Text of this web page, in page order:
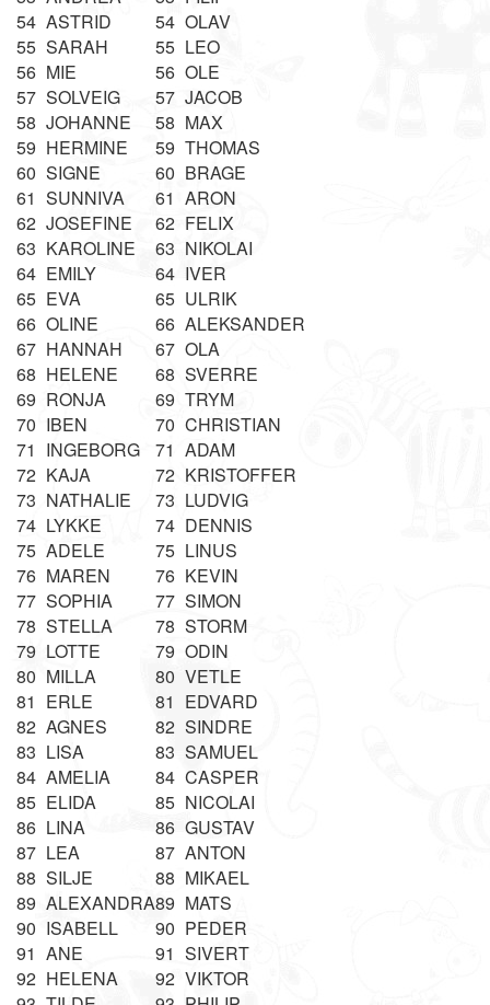
54 ASTRID 54 OLAV
55 SARAH 55 LEO
56 MIE 56 OLE
57 SOLVEIG 57 JACOB
58 JOHANNE 58 MAX
59 HERMINE 59 THOMAS
60 SIGNE 60 BRAGE
61 SUNNIVA 61 ARON
62 JOSEFINE 62 FELIX
63 KAROLINE 63 NIKOLAI
64 EMILY 64 IVER
65 EVA 65 ULRIK
66 OLINE 66 ALEKSANDER
67 HANNAH 67 OLA
68 HELENE 68 SVERRE
69 RONJA 69 TRYM
70 IBEN 70 CHRISTIAN
71 INGEBORG 71 ADAM
72 KAJA 72 KRISTOFFER
73 NATHALIE 73 LUDVIG
74 LYKKE 74 DENNIS
75 ADELE 75 LINUS
76 MAREN 76 KEVIN
77 SOPHIA 77 SIMON
78 STELLA 78 STORM
79 LOTTE 79 ODIN
80 MILLA 80 VETLE
81 ERLE 81 EDVARD
82 AGNES 82 SINDRE
83 LISA 83 SAMUEL
84 AMELIA 84 CASPER
85 ELIDA 85 NICOLAI
86 LINA 86 GUSTAV
87 LEA 87 ANTON
88 SILJE 88 MIKAEL
89 ALEXANDRA89 MATS
90 ISABELL 90 PEDER
91 ANE 91 SIVERT
92 HELENA 92 VIKTOR